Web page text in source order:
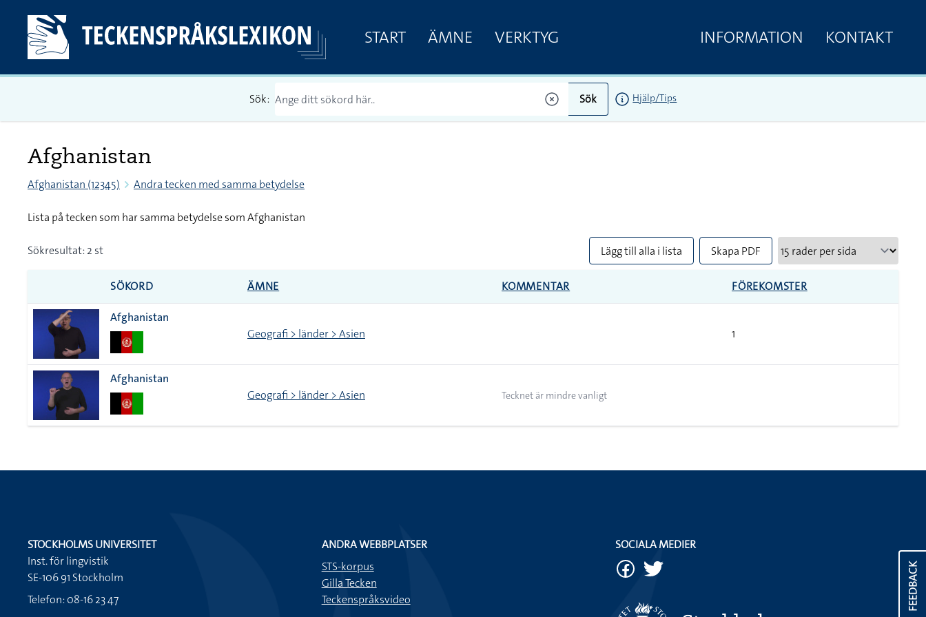
START ÄMNE VERKTYG INFORMATION KONTAKT
Sök: Sök Hjälp/Tips
Afghanistan
Afghanistan (12345) Andra tecken med samma betydelse
Lista på tecken som har samma betydelse som Afghanistan
Sökresultat: 2 st Lägg till alla i lista Skapa PDF
SÖKORD ÄMNE KOMMENTAR FÖREKOMSTER
Afghanistan
Geografi > länder > Asien
1
Afghanistan
Geografi > länder > Asien
Tecknet är mindre vanligt
FEEDBACK
STOCKHOLMS UNIVERSITET
Inst. för lingvistik
SE-106 91 Stockholm
Telefon: 08-16 23 47
ANDRA WEBBPLATSER
STS-korpus
Gilla Tecken
Teckenspråksvideo
SOCIALA MEDIER